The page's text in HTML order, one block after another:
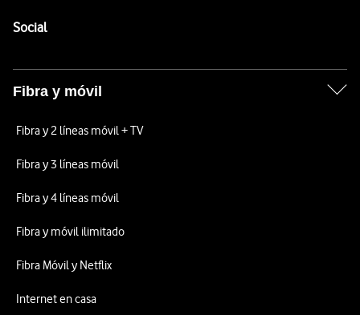
SocialEnlaces a las redes sociales de Vodafone
Fibra y móvil
Fibra y 2 líneas móvil + TV
Fibra y 3 líneas móvil
Fibra y 4 líneas móvil
Fibra y móvil ilimitado
Fibra Móvil y Netflix
Internet en casa